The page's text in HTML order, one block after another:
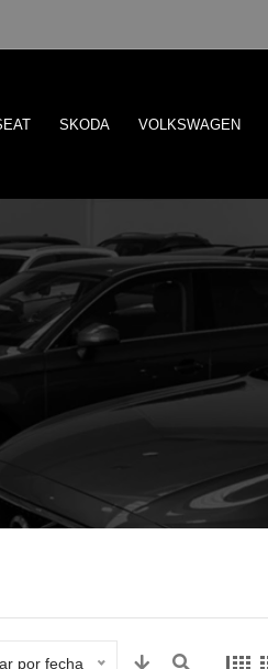
SKODA VOLKSWAGEN
por fecha